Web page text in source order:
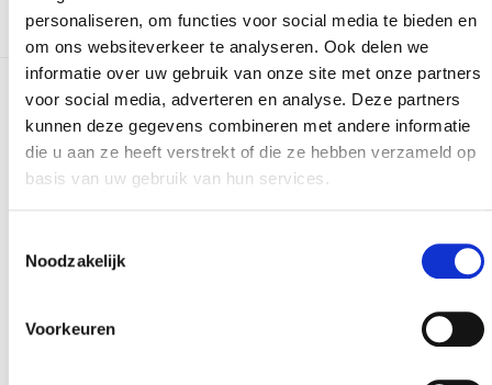
personaliseren, om functies voor social media te bieden en
om ons websiteverkeer te analyseren. Ook delen we
informatie over uw gebruik van onze site met onze partners
voor social media, adverteren en analyse. Deze partners
kunnen deze gegevens combineren met andere informatie
die u aan ze heeft verstrekt of die ze hebben verzameld op
basis van uw gebruik van hun services.
Noodzakelijk
Voorkeuren
Plus de réalisations